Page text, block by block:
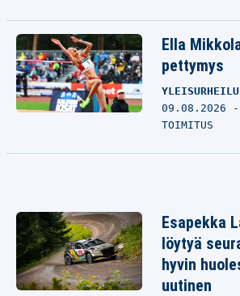
Ella
pettymys
YLEISURHEILU
09.08.2026
TOIMITUS
Esapekka
löytyä
hyvin
uutinen